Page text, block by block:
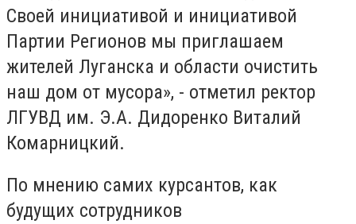
Своей инициативой и инициативой
Партии Регионов мы приглашаем
жителей Луганска и области очистить
наш дом от мусора», - отметил ректор
ЛГУВД им. Э.А. Дидоренко Виталий
Комарницкий.
По мнению самих курсантов, как
будущих сотрудников